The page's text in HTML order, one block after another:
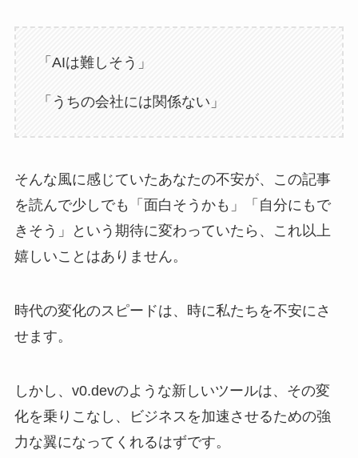
「AIは難しそう」
「うちの会社には関係ない」
そんな風に感じていたあなたの不安が、この記事
を読んで少しでも「面白そうかも」「自分にもで
きそう」という期待に変わっていたら、これ以上
嬉しいことはありません。
時代の変化のスピードは、時に私たちを不安にさ
せます。
しかし、v0.devのような新しいツールは、その変
化を乗りこなし、ビジネスを加速させるための強
力な翼になってくれるはずです。